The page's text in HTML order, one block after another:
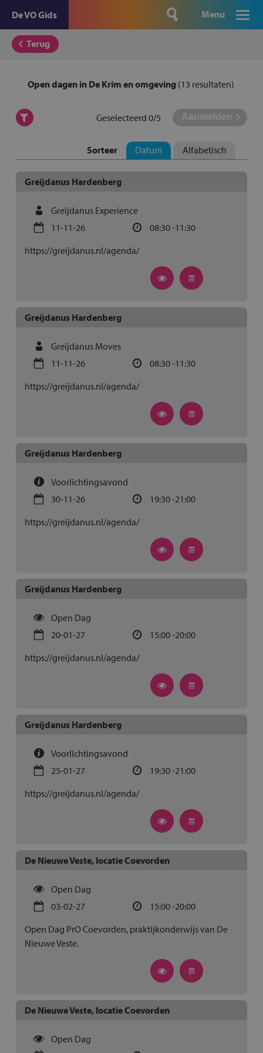
De VO Gids Menu
Terug
Open dagen in De Krim en omgeving(13 resultaten)
Geselecteerd0/5
Alfabetisch
Datum
Sorteer
Greijdanus Hardenberg
Greijdanus Experience
11-11-26
08:30 -11:30
https://greijdanus.nl/agenda/
Greijdanus Hardenberg
Greijdanus Moves
11-11-26
08:30 -11:30
https://greijdanus.nl/agenda/
Greijdanus Hardenberg
Voorlichtingsavond
30-11-26
19:30 -21:00
https://greijdanus.nl/agenda/
Greijdanus Hardenberg
Open Dag
20-01-27
15:00 -20:00
https://greijdanus.nl/agenda/
Greijdanus Hardenberg
Voorlichtingsavond
25-01-27
19:30 -21:00
https://greijdanus.nl/agenda/
De Nieuwe Veste, locatie Coevorden
Open Dag
03-02-27
15:00 -20:00
Open Dag PrO Coevorden, praktijkonderwijs van De
Nieuwe Veste.
De Nieuwe Veste, locatie Coevorden
Open Dag